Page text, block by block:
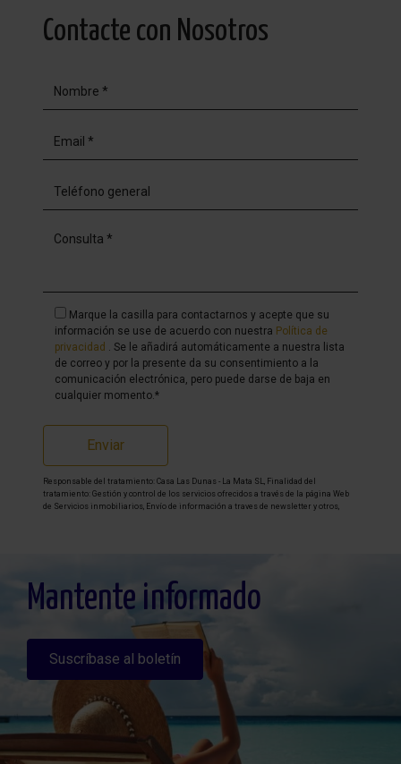
Contacte con Nosotros
Marque la casilla para contactarnos y acepte que su
información se use de acuerdo con nuestra Política de
privacidad . Se le añadirá automáticamente a nuestra lista
de correo y por la presente da su consentimiento a la
comunicación electrónica, pero puede darse de baja en
cualquier momento.*
Enviar
Responsable del tratamiento: Casa Las Dunas - La Mata SL, Finalidad del
tratamiento: Gestión y control de los servicios ofrecidos a través de la página Web
de Servicios inmobiliarios, Envío de información a traves de newsletter y otros,
detallada sobre protección de datosAquí
Mantente informado
Suscríbase al boletín